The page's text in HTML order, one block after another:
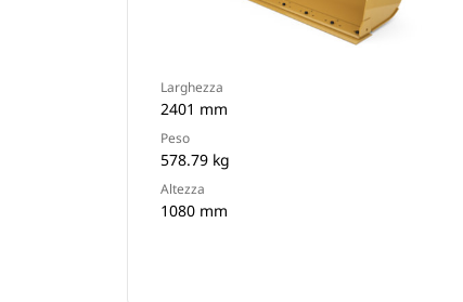
Larghezza
2401 mm
Peso
578.79 kg
Altezza
1080 mm